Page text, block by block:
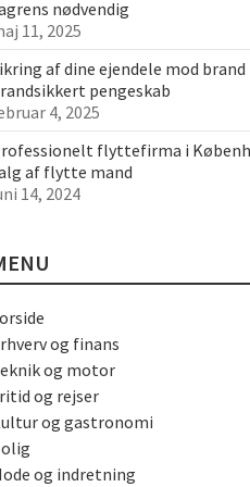
nødvendig
11, 2025
af dine ejendele mod
pengeskab
4, 2025
flyttefirma i
af flytte mand
14, 2024
og finans
og motor
og rejser
og gastronomi
og indretning